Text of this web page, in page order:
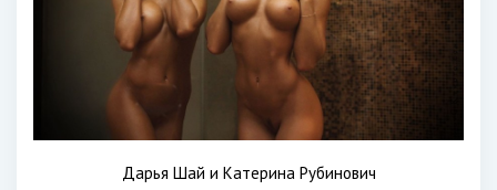
Дарья Шай и Катерина Рубинович